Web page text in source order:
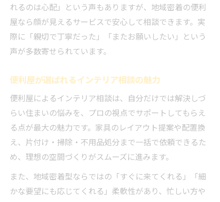
れるのは心配」という声もありますが、地域密着の便利
屋なら顔が見えるサービスで安心して相談できます。実
際に「親切で丁寧だった」「またお願いしたい」という
声が多数寄せられています。
便利屋が選ばれるインテリア相談の魅力
便利屋によるインテリア相談は、自分だけでは解決しづ
らい住まいの悩みを、プロの視点でサポートしてもらえ
る点が最大の魅力です。家具のレイアウト提案や配置換
え、片付け・掃除・不用品処分まで一括で依頼できるた
め、理想の空間づくりがスムーズに進みます。
また、地域密着型ならではの「すぐに来てくれる」「細
かな要望にも応じてくれる」柔軟性があり、忙しい方や